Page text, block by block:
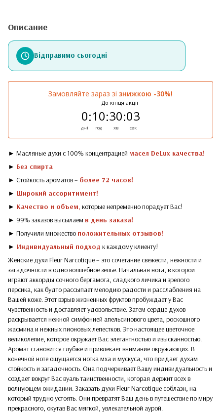
Описание
Відправимо сьогодні
Замовляйте зараз зі знижкою -30%!
До кінця акції
0
дні
:10
год
:30
хв
:03
сек
► Масляные духи с 100% концентрацией масел DeLux качества!
► Без спирта
► Стойкость ароматов – более 72 часов!
► Широкий ассоритимент!
► Качество и объем которые непременно порадует Вас!
► 99% заказов высылаем в день заказа!
► Получили множество положительных отзывов!
► Индивидуальный подход к каждому клиенту!
Женские духи Fleur Narcotique – это сочетание свежести, нежности и
загадочности в одно волшебное зелье. Начальная нота, в которой
играют аккорды сочного бергамота, сладкого личика и зрелого
персика, как будто рассыпает мелодию радости и расслабления на
Вашей коже. Этот взрыв жизненных фруктов пробуждает у Вас
чувственность и доставляет удовольствие. Затем сердце духов
раскрывается нежной симфонией апельсинового цвета, роскошного
жасмина и нежных пионовых лепестков. Это настоящее цветочное
великолепие, которое окружает Вас элегантностью и изысканностью.
Аромат становится глубже и привлекает внимание окружающих. В
конечной ноте ощущается нотка мха и мускуса, что придает духам
стойкость и загадочность. Она подчеркивает Вашу индивидуальность и
создает вокруг Вас вуаль таинственности, которая держит всех в
волнующем ожидании. Заказать духи Fleur Narcotique соблазн, на
который трудно устоять. Они превратят Ваш день в путешествие по миру
прекрасного, окутав Вас мягкой, увлекательной аурой.